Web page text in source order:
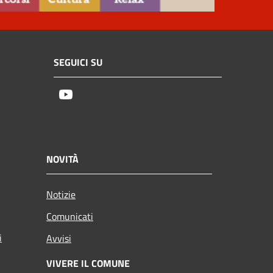
SEGUICI SU
NOVITÀ
Notizie
Comunicati
Avvisi
VIVERE IL COMUNE